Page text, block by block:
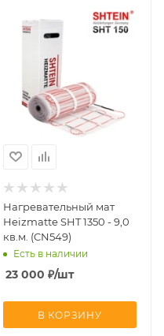
Нагревательный мат
Heizmatte SHT 1350 - 9,0
кв.м. (CN549)
Есть в наличии
23 000 ₽/шт
В КОРЗИНУ